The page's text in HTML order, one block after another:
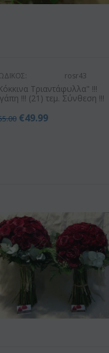
rosr43
Τριαντάφυλλα" !!!
!!! (21) τεμ. Σύνθεση !!!
€49.99